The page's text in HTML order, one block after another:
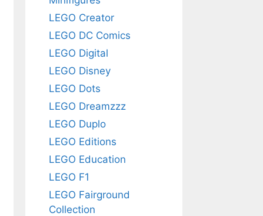
LEGO Creator
LEGO DC Comics
LEGO Digital
LEGO Disney
LEGO Dots
LEGO Dreamzzz
LEGO Duplo
LEGO Editions
LEGO Education
LEGO F1
LEGO Fairground
Collection